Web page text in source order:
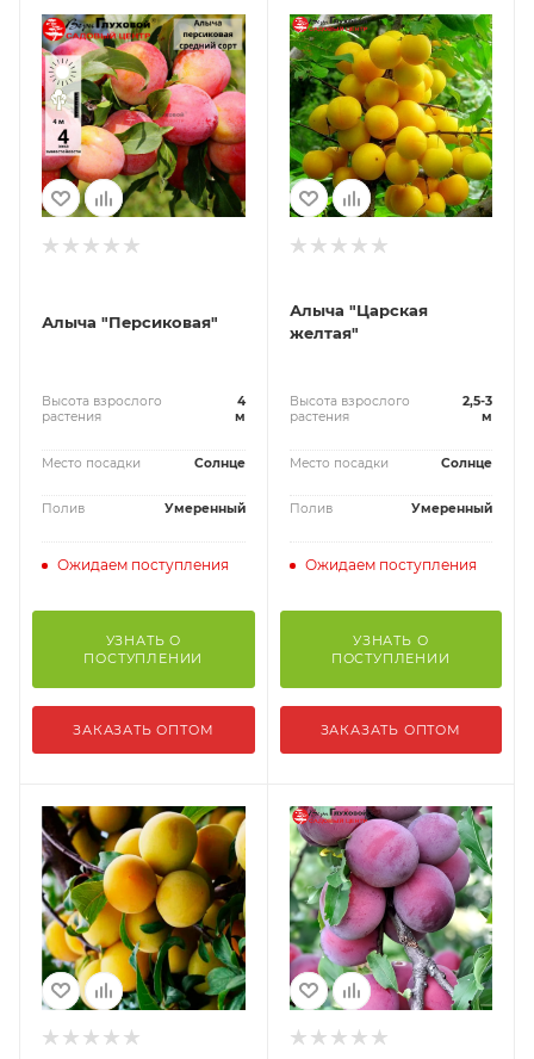
Алыча "Персиковая"
Высота взрослого
растения
4
м
Место посадки Солнце
Полив Умеренный
Ожидаем поступления
УЗНАТЬ О
ПОСТУПЛЕНИИ
ЗАКАЗАТЬ ОПТОМ
Алыча "Царская
желтая"
Высота взрослого
растения
2,5-3
м
Место посадки Солнце
Полив Умеренный
Ожидаем поступления
УЗНАТЬ О
ПОСТУПЛЕНИИ
ЗАКАЗАТЬ ОПТОМ